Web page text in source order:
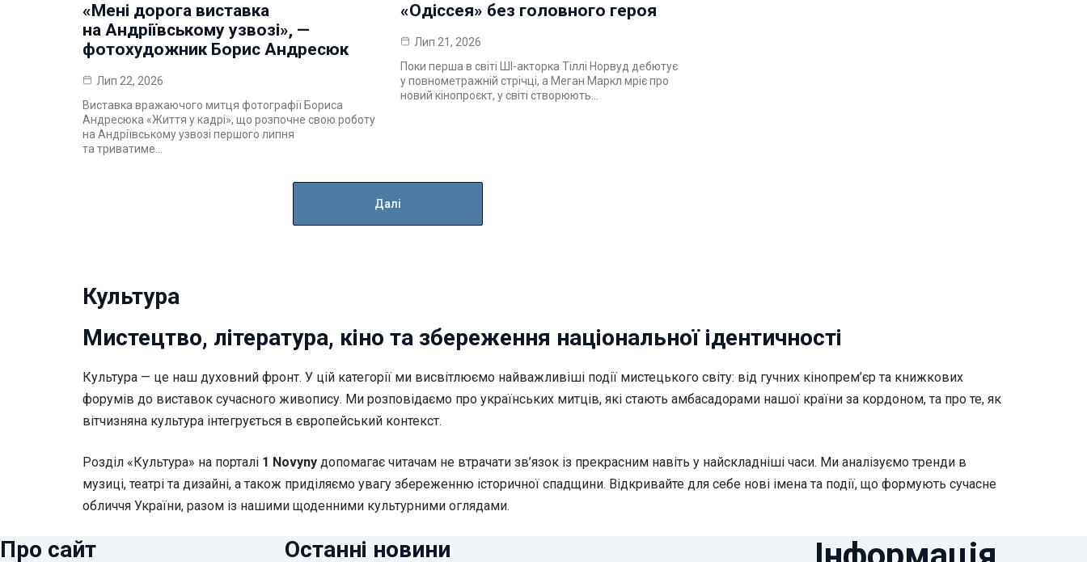
«Мені дорога виставка
на Андріївському узвозі», —
фотохудожник Борис Андресюк
Лип 22, 2026
Виставка вражаючого митця фотографії Бориса
Андресюка «Життя у кадрі», що розпочне свою роботу
на Андріївському узвозі першого липня
та триватиме…
«Одіссея» без головного героя
Лип 21, 2026
Поки перша в світі ШІ-акторка Тіллі Норвуд дебютує
у повнометражній стрічці, а Меган Маркл мріє про
новий кінопроєкт, у світі створюють…
Далі
Культура
Мистецтво, література, кіно та збереження національної ідентичності
Культура — це наш духовний фронт. У цій категорії ми висвітлюємо найважливіші події мистецького світу: від гучних кінопрем’єр та книжкових
форумів до виставок сучасного живопису. Ми розповідаємо про українських митців, які стають амбасадорами нашої країни за кордоном, та про те, як
вітчизняна культура інтегрується в європейський контекст.
Розділ «Культура» на порталі 1 Novyny допомагає читачам не втрачати зв’язок із прекрасним навіть у найскладніші часи. Ми аналізуємо тренди в
музиці, театрі та дизайні, а також приділяємо увагу збереженню історичної спадщини. Відкривайте для себе нові імена та події, що формують сучасне
обличчя України, разом із нашими щоденними культурними оглядами.
Про сайт Останні новини